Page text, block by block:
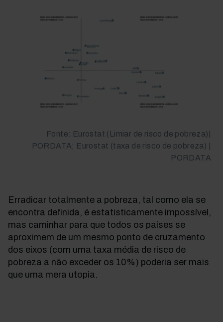
Fonte: Eurostat (Limiar de risco de pobreza)|
PORDATA; Eurostat (taxa de risco de pobreza) |
PORDATA
Erradicar totalmente a pobreza, tal como ela se
encontra definida, é estatisticamente impossível,
mas caminhar para que todos os países se
aproximem de um mesmo ponto de cruzamento
dos eixos (com uma taxa média de risco de
pobreza a não exceder os 10%) poderia ser mais
que uma mera utopia.